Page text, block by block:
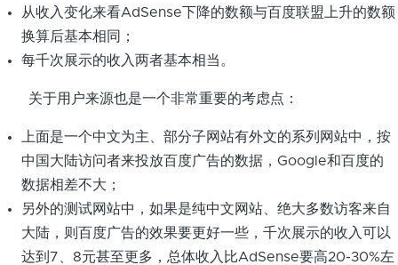
从收入变化来看AdSense下降的数额与百度联盟上升的数额
换算后基本相同；
每千次展示的收入两者基本相当。
关于用户来源也是一个非常重要的考虑点：
上面是一个中文为主、部分子网站有外文的系列网站中，按
中国大陆访问者来投放百度广告的数据，Google和百度的
数据相差不大；
另外的测试网站中，如果是纯中文网站、绝大多数访客来自
大陆，则百度广告的效果要更好一些，千次展示的收入可以
达到7、8元甚至更多，总体收入比AdSense要高20-30%左